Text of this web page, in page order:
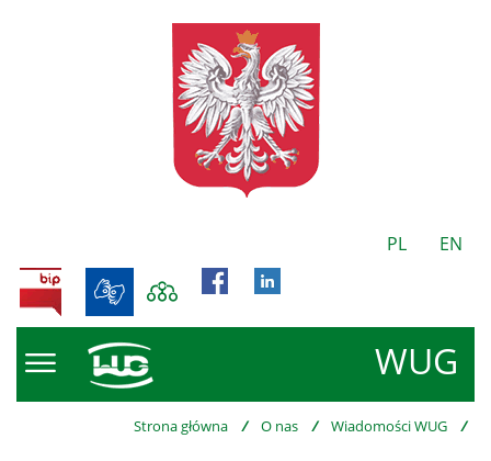
PL EN
WUG
BIP
Strona główna / O nas / Wiadomości WUG /